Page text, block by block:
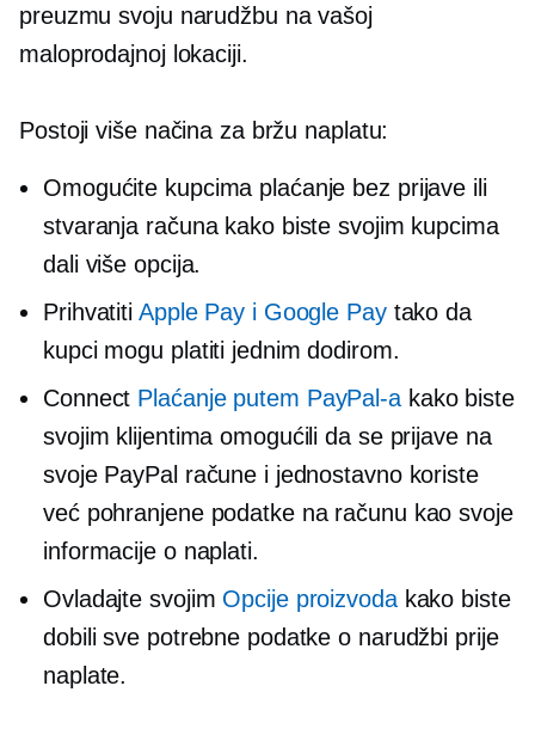
preuzmu svoju narudžbu na vašoj
maloprodajnoj lokaciji.
Postoji više načina za bržu naplatu:
Omogućite kupcima plaćanje bez prijave ili
stvaranja računa kako biste svojim kupcima
dali više opcija.
Prihvatiti Apple Pay i Google Paytako da
kupci mogu platiti jednim dodirom.
Connect Plaćanje putem PayPal-akako biste
svojim klijentima omogućili da se prijave na
svoje PayPal račune i jednostavno koriste
već pohranjene podatke na računu kao svoje
informacije o naplati.
Ovladajte svojim Opcije proizvodakako biste
dobili sve potrebne podatke o narudžbi prije
naplate.